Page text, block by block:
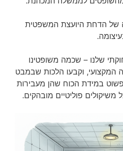
של הדחת היועצת המשפטית
שלנו – שכמה משופטינו
המקצועי, וקבעו הלכות שבמבט
במידת הכוח שהן מעבירות
משיקולים פוליטיים מובהקים.